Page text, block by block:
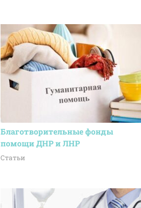
Благотворительные фонды
помощи ДНР и ЛНР
Статьи